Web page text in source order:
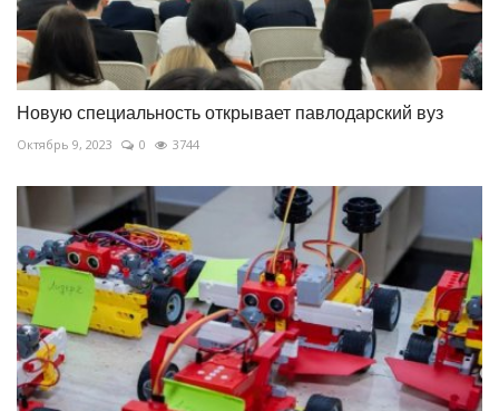
Новую специальность открывает павлодарский вуз
Октябрь 9, 2023 0 3744